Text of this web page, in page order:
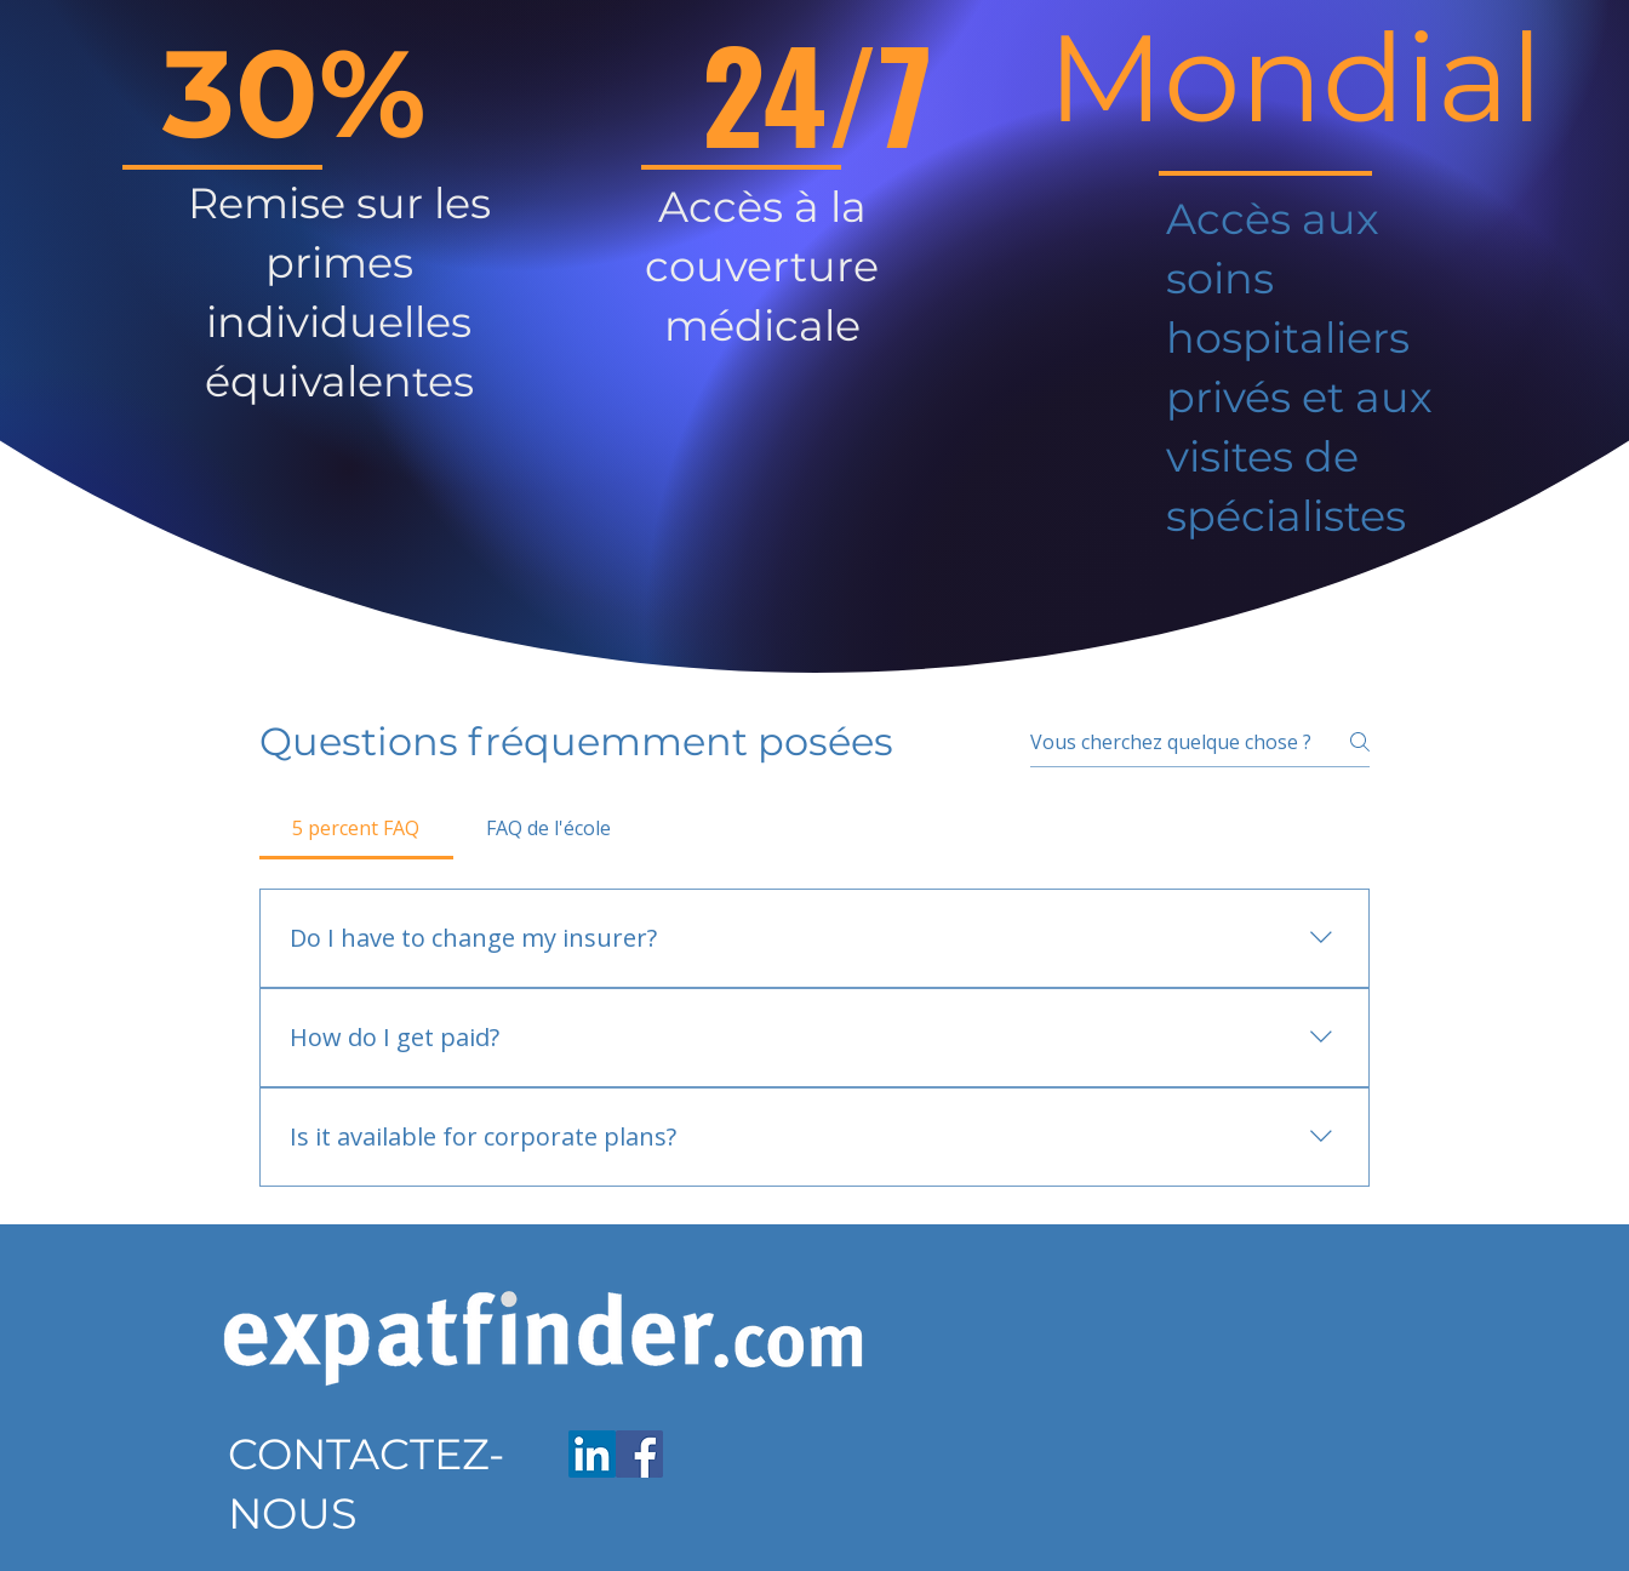
30%
Remise sur les
primes
individuelles
équivalentes
24/7
Accès à la
couverture
médicale
Mondial
Accès aux
soins
hospitaliers
privés et aux
visites de
spécialistes
Questions fréquemment posées
5 percent FAQ FAQ de l'école
Do I have to change my insurer?
How do I get paid?
Is it available for corporate plans?
CONTACTEZ-
NOUS